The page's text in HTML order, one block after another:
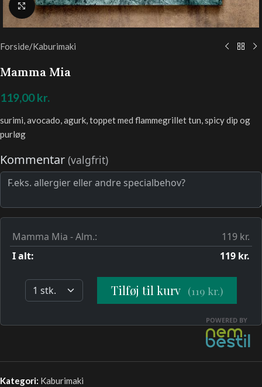
Klik for at forstørre
Forside/Kaburimaki
Mamma Mia
119,00kr.
surimi, avocado, agurk, toppet med flammegrillet tun, spicy dip og
purløg
Kategori: Kaburimaki